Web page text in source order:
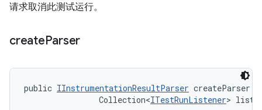
请求取消此测试运行。
createParser
public IInstrumentationResultParser createParser
                Collection<
ITestRunListener>